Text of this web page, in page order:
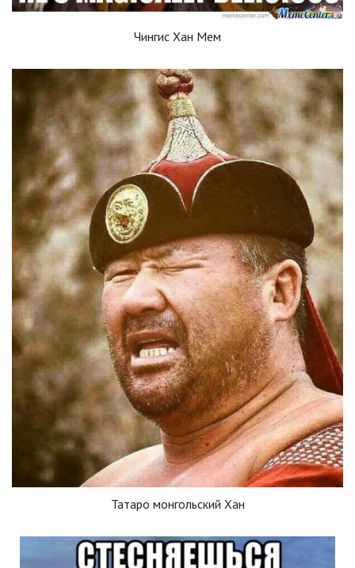
Чингис Хан Мем
Татаро монгольский Хан